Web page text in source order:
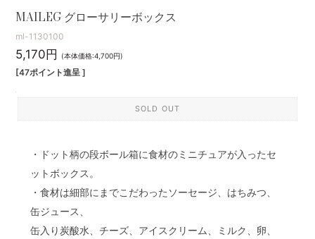
MAILEG グローサリーボックス
ml-1130100
5,170円 (本体価格:4,700円)
[47ポイント進呈 ]
SOLD OUT
・ドット柄の段ボール箱に食材のミニチュアが入ったセ
ットボックス。
・食材は細部にまでこだわったソーセージ、はちみつ、
缶ジュース、
缶入り炭酸水、チーズ、アイスクリーム、ミルク、卵、